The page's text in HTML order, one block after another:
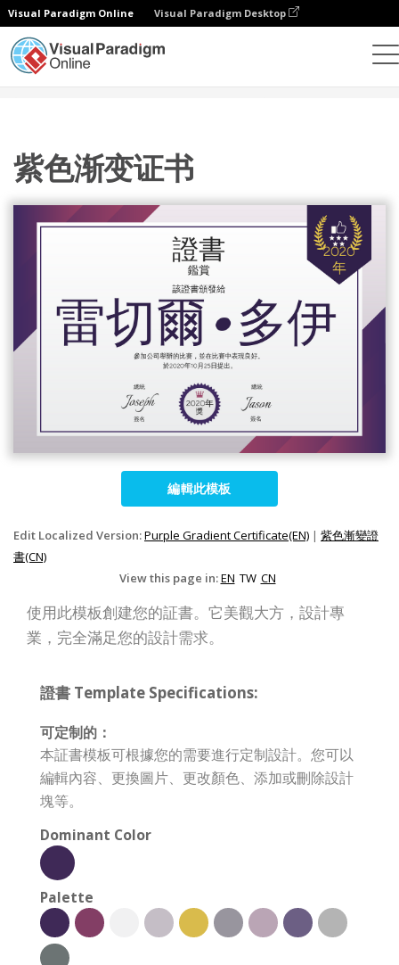
Visual Paradigm Online Visual Paradigm Desktop
紫色渐变证书
編輯此模板
Edit Localized Version:Purple Gradient Certificate(EN) | 紫色漸變證
書(CN)
View this page in:EN TW CN
使用此模板創建您的証書。它美觀大方，設計專
業，完全滿足您的設計需求。
證書 Template Specifications:
可定制的：
本証書模板可根據您的需要進行定制設計。您可以
編輯內容、更換圖片、更改顏色、添加或刪除設計
塊等。
Dominant Color
Palette